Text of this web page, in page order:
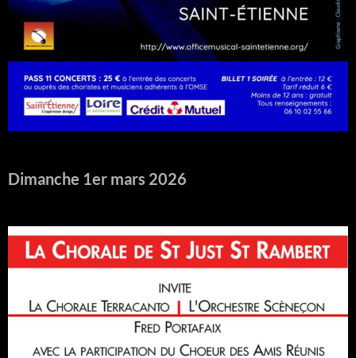
Dimanche 1er mars 2026